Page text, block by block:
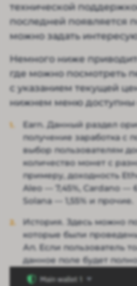
технической
последней появляется
можно задать
Немного ниже
где можно посмотреть
с указанием текущей
нижнем меню доступны
Earn. Данный раздел
получение заработка с
выбор пользователям
количество монет с
примеру, доходность
Aleo — 7,45%, Cardano —
Solana — 1,55% и прочие.
История. Здесь можно
которые были
Ап. Если пользователь
данное поле будет